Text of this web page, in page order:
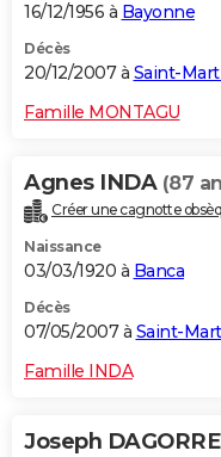
16/12/1956 à Bayonne
Décès
20/12/2007 à Saint-
Famille MONTAGU
Agnes INDA (87
Créer une cagnotte
Naissance
03/03/1920 à Banca
Décès
07/05/2007 à Saint-
Famille INDA
Joseph